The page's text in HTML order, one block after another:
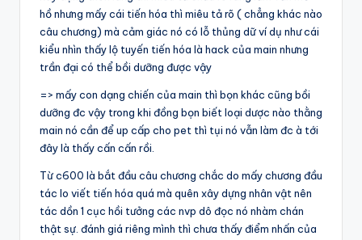
hồ nhưng mấy cái tiến hóa thì miêu tả rõ ( chẳng khác nào
câu chương) mà cảm giác nó có lỗ thủng dữ ví dụ như cái
kiểu nhìn thấy lộ tuyến tiến hóa là hack của main nhưng
trần đại có thể bồi dưỡng được vậy
=> mấy con dạng chiến của main thì bọn khác cũng bồi
dưỡng đc vậy trong khi đồng bọn biết loại dược nào thằng
main nó cần để up cấp cho pet thì tụi nó vẫn làm đc à tới
đây là thấy cấn cấn rồi.
Từ c600 là bắt đầu câu chương chắc do mấy chương đầu
tác lo viết tiến hóa quá mà quên xây dựng nhân vật nên
tác dồn 1 cục hồi tưởng các nvp dô đọc nó nhàm chán
thật sự. đánh giá riêng mình thì chưa thấy điểm nhấn của